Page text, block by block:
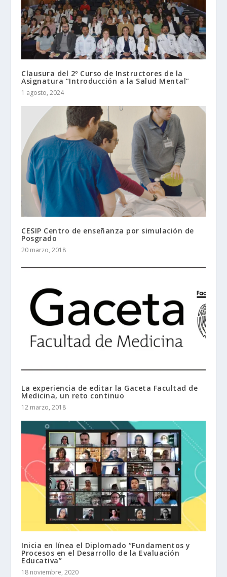
Clausura del 2º Curso de Instructores de la
Asignatura “Introducción a la Salud Mental”
1 agosto, 2024
CESIP Centro de enseñanza por simulación de
Posgrado
20 marzo, 2018
La experiencia de editar la Gaceta Facultad de
Medicina, un reto continuo
12 marzo, 2018
Inicia en línea el Diplomado “Fundamentos y
Procesos en el Desarrollo de la Evaluación
Educativa”
18 noviembre, 2020